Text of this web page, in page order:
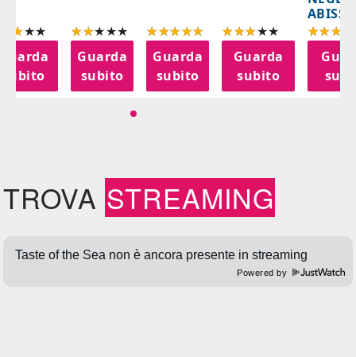
subito
Guarda
subito
Guarda
subito
Guarda
subito
ABISSI
TROVA STREAMING
Powered by